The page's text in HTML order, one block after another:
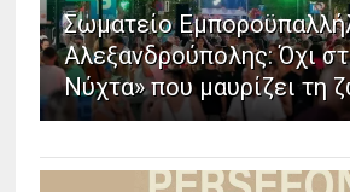
Σωματείο
Αλεξανδρούπολης: Όχι
Νύχτα» που μαυρίζει τη